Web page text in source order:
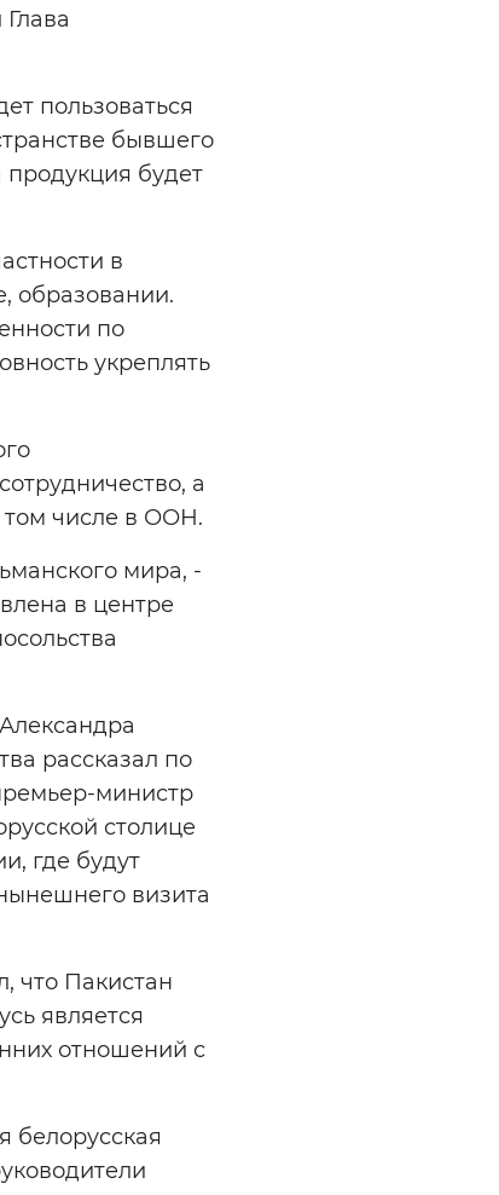
пользоваться
бывшего
будет
в
образовании.
по
укреплять
а
том числе в ООН.
мира, -
в центре
рассказал по
министр
столице
где будут
визита
что Пакистан
является
отношений с
белорусская